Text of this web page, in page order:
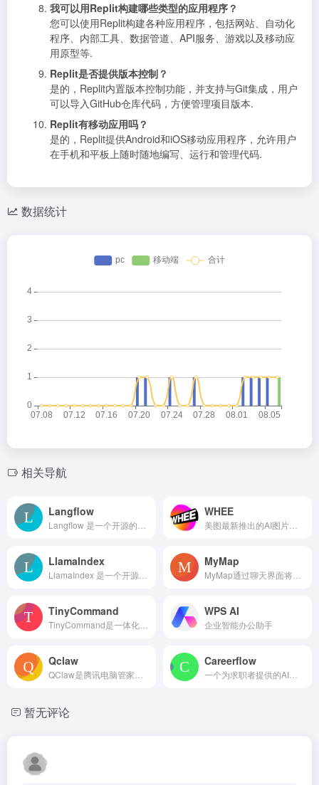
我可以用Replit构建哪些类型的应用程序？
您可以使用Replit构建各种应用程序，包括网站、自动化
程序、内部工具、数据管道、API服务、游戏以及移动应
用原型等.
Replit是否提供版本控制？
是的，Replit内置版本控制功能，并支持与Git集成，用户
可以导入GitHub仓库代码，方便管理项目版本.
Replit有移动应用吗？
是的，Replit提供Android和iOS移动应用程序，允许用户
在手机和平板上随时随地编写、运行和管理代码.
数据统计
相关导航
Langflow WHEE
LlamaIndex MyMap
TinyCommand WPS AI
企业智能办公助手
Qclaw Careerflow
暂无评论